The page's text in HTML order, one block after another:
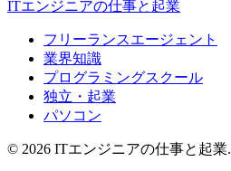
ITエンジニアの仕事と起業
フリーランスエージェント
業界知識
プログラミングスクール
独立・起業
パソコン
© 2026 ITエンジニアの仕事と起業.